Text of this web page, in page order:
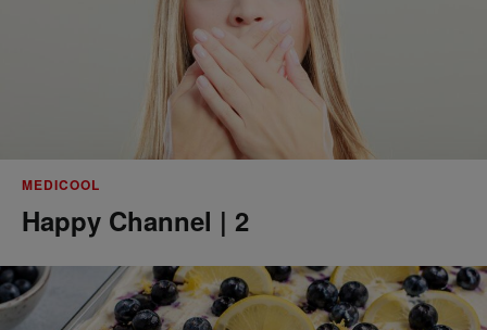
MEDICOOL
Happy Channel | 2